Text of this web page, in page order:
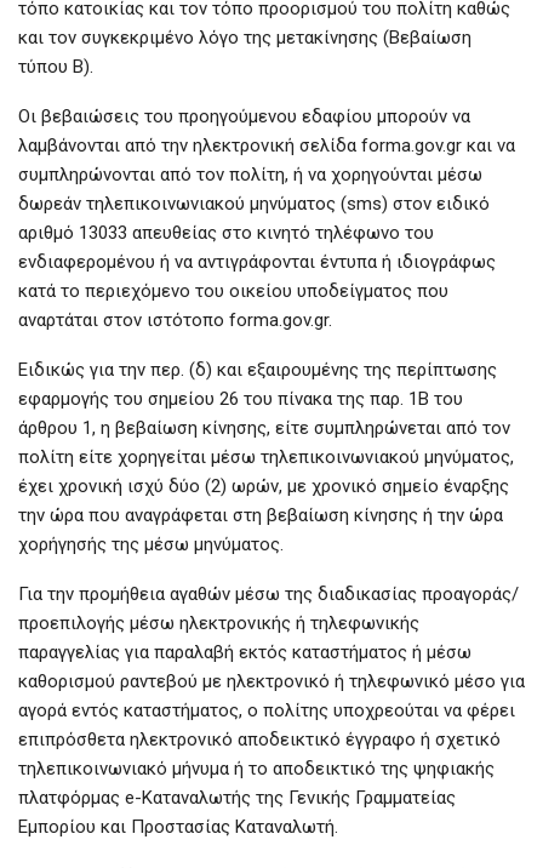
τόπο κατοικίας και τον τόπο προορισμού του πολίτη καθώς
και τον συγκεκριμένο λόγο της μετακίνησης (Βεβαίωση
τύπου Β).
Οι βεβαιώσεις του προηγούμενου εδαφίου μπορούν να
λαμβάνονται από την ηλεκτρονική σελίδα forma.gov.gr και να
συμπληρώνονται από τον πολίτη, ή να χορηγούνται μέσω
δωρεάν τηλεπικοινωνιακού μηνύματος (sms) στον ειδικό
αριθμό 13033 απευθείας στο κινητό τηλέφωνο του
ενδιαφερομένου ή να αντιγράφονται έντυπα ή ιδιογράφως
κατά το περιεχόμενο του οικείου υποδείγματος που
αναρτάται στον ιστότοπο forma.gov.gr.
Ειδικώς για την περ. (δ) και εξαιρουμένης της περίπτωσης
εφαρμογής του σημείου 26 του πίνακα της παρ. 1Β του
άρθρου 1, η βεβαίωση κίνησης, είτε συμπληρώνεται από τον
πολίτη είτε χορηγείται μέσω τηλεπικοινωνιακού μηνύματος,
έχει χρονική ισχύ δύο (2) ωρών, με χρονικό σημείο έναρξης
την ώρα που αναγράφεται στη βεβαίωση κίνησης ή την ώρα
χορήγησής της μέσω μηνύματος.
Για την προμήθεια αγαθών μέσω της διαδικασίας προαγοράς/
προεπιλογής μέσω ηλεκτρονικής ή τηλεφωνικής
παραγγελίας για παραλαβή εκτός καταστήματος ή μέσω
καθορισμού ραντεβού με ηλεκτρονικό ή τηλεφωνικό μέσο για
αγορά εντός καταστήματος, ο πολίτης υποχρεούται να φέρει
επιπρόσθετα ηλεκτρονικό αποδεικτικό έγγραφο ή σχετικό
τηλεπικοινωνιακό μήνυμα ή το αποδεικτικό της ψηφιακής
πλατφόρμας e-Καταναλωτής της Γενικής Γραμματείας
Εμπορίου και Προστασίας Καταναλωτή.